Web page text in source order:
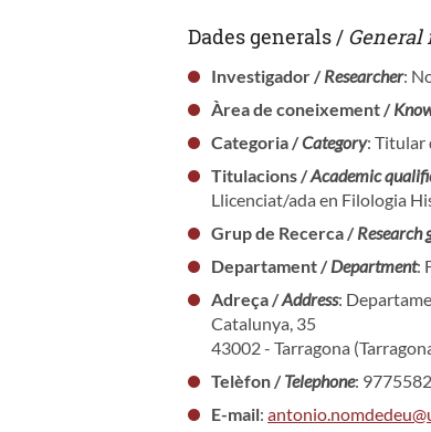
Dades generals /
Investigador /Researcher:
Àrea de coneixement /
Categoria /Category:
Titulacions /Academic
Llicenciat/ada en Filologia
Grup de Recerca /Research
Departament /Department:
Adreça /Address:
Catalunya, 35
43002 - Tarragona
Telèfon /Telephone:
E-mail: